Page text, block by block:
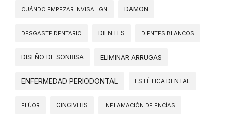
CUÁNDO EMPEZAR INVISALIGN DAMON
DESGASTE DENTARIO DIENTES DIENTES BLANCOS
DISEÑO DE SONRISA ELIMINAR ARRUGAS
ENFERMEDAD PERIODONTAL ESTÉTICA DENTAL
FLÚOR GINGIVITIS INFLAMACIÓN DE ENCÍAS